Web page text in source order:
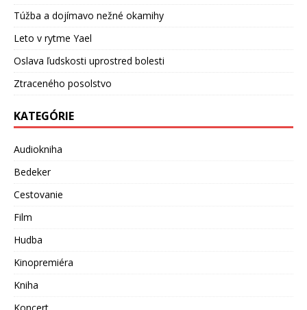
Túžba a dojímavo nežné okamihy
Leto v rytme Yael
Oslava ľudskosti uprostred bolesti
Ztraceného posolstvo
KATEGÓRIE
Audiokniha
Bedeker
Cestovanie
Film
Hudba
Kinopremiéra
Kniha
Koncert